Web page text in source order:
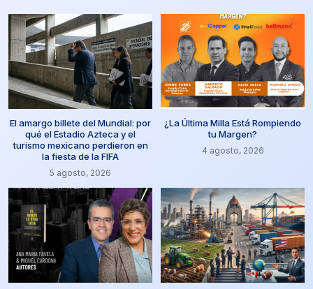
El amargo billete del Mundial: por
qué el Estadio Azteca y el
turismo mexicano perdieron en
la fiesta de la FIFA
5 agosto, 2026
¿La Última Milla Está Rompiendo
tu Margen?
4 agosto, 2026